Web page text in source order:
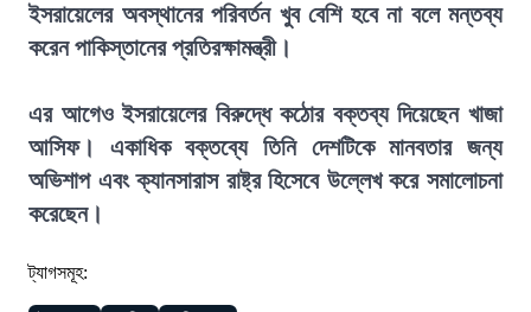
ইসরায়েলের অবস্থানের পরিবর্তন খুব বেশি হবে না বলে মন্তব্য
করেন পাকিস্তানের প্রতিরক্ষামন্ত্রী।
এর আগেও ইসরায়েলের বিরুদ্ধে কঠোর বক্তব্য দিয়েছেন খাজা
আসিফ। একাধিক বক্তব্যে তিনি দেশটিকে মানবতার জন্য
অভিশাপ এবং ক্যানসারাস রাষ্ট্র হিসেবে উল্লেখ করে সমালোচনা
করেছেন।
ট্যাগসমূহ: